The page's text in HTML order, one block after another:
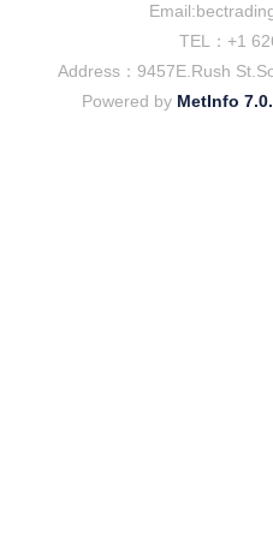
Email:
TEL：+1
Address：9457E.Rush
Powered by MetInfo